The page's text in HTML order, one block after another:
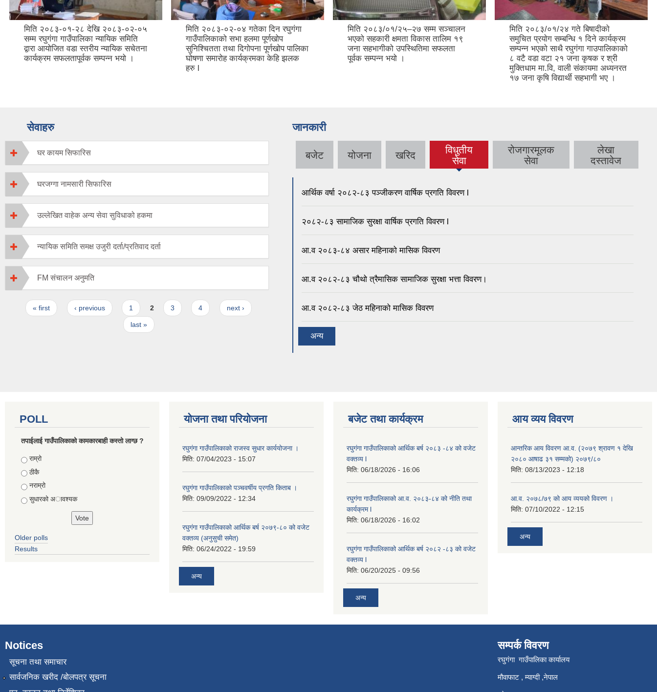
मिति २०८३-०१-२८ देखि २०८३-०२-०५
सम्म रघुगंगा गाउँपालिका न्यायिक समिति
द्वारा आयोजित वडा स्तरीय न्यायिक सचेतना
कार्यक्रम सफलतापूर्वक सम्पन्न भयो ।
मिति २०८३-०२-०४ गतेका दिन रघुगंगा
गाउँपालिकाको सभा हलमा पूर्णखोप
सुनिश्चितता तथा दिगोपना पूर्णखोप पालिका
घोषणा समारोह कार्यक्रमका केहि झलक
हरु l
मिति २०८३/०१/२५–२७ सम्म सञ्चालन
भएको सहकारी क्षमता विकास तालिम १९
जना सहभागीको उपस्थितिमा सफलता
पूर्वक सम्पन्न भयो ।
मिति २०८३/०१/२४ गते बिषादीकाे
समुचित प्रयाेग सम्बन्धि १ दिने कार्यक्रम
सम्पन्न भएकाे साथै रघुगंगा गाउपालिकाकाे
८ वटै वडा वटा २१ जना कृषक र श्री
मुक्तिधाम मा.वि, वाली संकायमा अध्यनरत
१७ जना कृषि विद्यार्थी सहभागी भए ।
सेवाहरु
घर कायम सिफारिस
घरजग्गा नामसारी सिफारिस
उल्लेखित वाहेक अन्य सेवा सुविधाको हकमा
न्यायिक समिति समक्ष उजुरी दर्ता/प्रतिवाद दर्ता
FM संचालन अनुमति
Pages
« first ‹ previous 1 2 3 4 next ›
last »
जानकारी
बजेट योजना खरिद
विधुतीय
सेवा
(active tab)
रोजगारमूलक
सेवा
लेखा
दस्तावेज
आर्थिक वर्षा २०८२-८३ पञ्जीकरण वार्षिक प्रगति विवरण l
२०८२-८३ सामाजिक सुरक्षा वार्षिक प्रगति विवरण l
आ.व २०८३-८४ असार महिनाको मासिक विवरण
आ.व २०८२-८३ चौथो त्रैमासिक सामाजिक सुरक्षा भत्ता विवरण।
आ.व २०८२-८३ जेठ महिनाको मासिक विवरण
अन्य
POLL
तपाईलाई गाउँपालिकाको कामकारबाही कस्तो लाग्छ ?
Choices
राम्रो
ठीकै
नराम्रो
सुधारको अावश्यक
Older polls
Results
योजना तथा परियोजना
रघुगंगा गाउँपालिकाको राजस्व सुधार कार्ययोजना ।
मिति: 07/04/2023 - 15:07
रघुगंगा गाउँपालिकाको पञ्चवर्षीय प्रगति किताब ।
मिति: 09/09/2022 - 12:34
रघुगंगा गाउँपालिकाको आर्थिक बर्ष २०७९-८० को वजेट
वक्तव्य (अनुसुची समेत)
मिति: 06/24/2022 - 19:59
अन्य
बजेट तथा कार्यक्रम
रघुगंगा गाउँपालिकाको आर्थिक बर्ष २०८३ -८४ को वजेट
वक्तव्य l
मिति: 06/18/2026 - 16:06
रघुगंगा गाउँपालिकाको आ.व. २०८३-८४ को नीति तथा
कार्यक्रम l
मिति: 06/18/2026 - 16:02
रघुगंगा गाउँपालिकाको आर्थिक बर्ष २०८२ -८३ को वजेट
वक्तव्य l
मिति: 06/20/2025 - 09:56
अन्य
आय व्यय विवरण
आन्तरिक आय विवरण आ.व. (२०७९ श्रावण १ देखि
२०८० आषाढ ३१ सम्मको) २०७९/८०
मिति: 08/13/2023 - 12:18
आ.व. २०७८/७९ को आय व्ययको विवरण ।
मिति: 07/10/2022 - 12:15
अन्य
Notices
सूचना तथा समाचार
सार्वजनिक खरीद /बोलपत्र सूचना
सम्पर्क विवरण
रघुगंगा गाउँपालिका कार्यालय
मौवाफाट , म्याग्दी ,नेपाल